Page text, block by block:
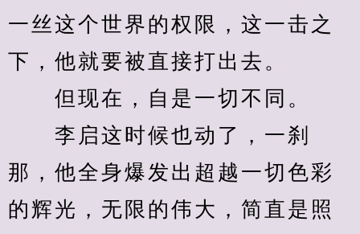
一丝这个世界的权限，这一击之
下，他就要被直接打出去。
但现在，自是一切不同。
李启这时候也动了，一刹
那，他全身爆发出超越一切色彩
的辉光，无限的伟大，简直是照